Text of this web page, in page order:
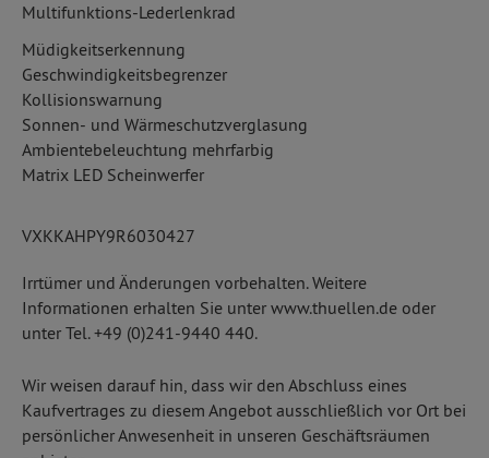
Multifunktions-Lederlenkrad
Müdigkeitserkennung
Geschwindigkeitsbegrenzer
Kollisionswarnung
Sonnen- und Wärmeschutzverglasung
Ambientebeleuchtung mehrfarbig
Matrix LED Scheinwerfer
VXKKAHPY9R6030427
Irrtümer und Änderungen vorbehalten. Weitere
Informationen erhalten Sie unter www.thuellen.de oder
unter Tel. +49 (0)241-9440 440.
Wir weisen darauf hin, dass wir den Abschluss eines
Kaufvertrages zu diesem Angebot ausschließlich vor Ort bei
persönlicher Anwesenheit in unseren Geschäftsräumen